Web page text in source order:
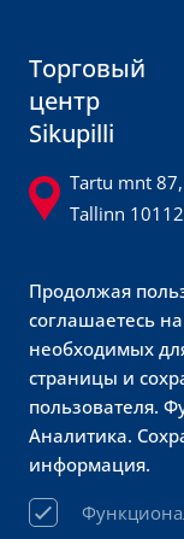
Торговый
центр
Sikupilli
Tartu mnt 87,
Tallinn 10112
600 8700
@sikupillikeskus
клиентов
Prisma
Продолжая
соглашаетесь
необходимых
страницы и
пользователя.
Аналитика.
информация.